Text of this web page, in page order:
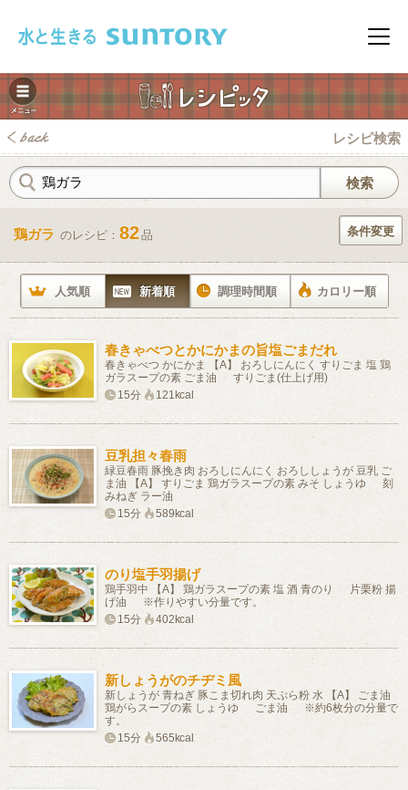
メニ
レシピ検索
鶏ガラ のレシピ： 82品 条件変更
人気順 新着順 調理時間順 カロリー順
春きゃべつとかにかまの旨塩ごまだれ
春きゃべつ かにかま 【A】 おろしにんにく すりごま 塩 鶏
ガラスープの素 ごま油 すりごま(仕上げ用)
15分
121kcal
豆乳担々春雨
緑豆春雨 豚挽き肉 おろしにんにく おろししょうが 豆乳 ご
ま油 【A】 すりごま 鶏ガラスープの素 みそ しょうゆ 刻
みねぎ ラー油
15分
589kcal
のり塩手羽揚げ
鶏手羽中 【A】 鶏ガラスープの素 塩 酒 青のり 片栗粉 揚
げ油 ※作りやすい分量です。
15分
402kcal
新しょうがのチヂミ風
新しょうが 青ねぎ 豚こま切れ肉 天ぷら粉 水 【A】 ごま油
鶏がらスープの素 しょうゆ ごま油 ※約6枚分の分量で
す。
15分
565kcal